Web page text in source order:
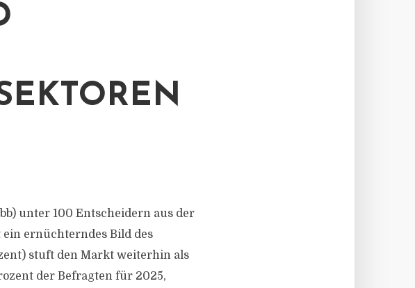
unter 100 Entscheidern aus der
ernüchterndes Bild des
stuft den Markt weiterhin als
der Befragten für 2025,